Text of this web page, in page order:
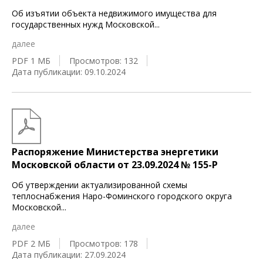
Об изъятии объекта недвижимого имущества для
государственных нужд Московской...
далее
PDF 1 МБ
Просмотров: 132
Дата публикации: 09.10.2024
Распоряжение Министерства энергетики
Московской области от 23.09.2024 № 155-Р
Об утверждении актуализированной схемы
теплоснабжения Наро-Фоминского городского округа
Московской...
далее
PDF 2 МБ
Просмотров: 178
Дата публикации: 27.09.2024